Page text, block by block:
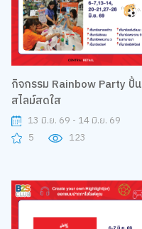
กิจกรรม Rainbow Party ปั้น
สไลม์สดใส
13 มิ.ย. 69 - 14 มิ.ย. 69
5
123